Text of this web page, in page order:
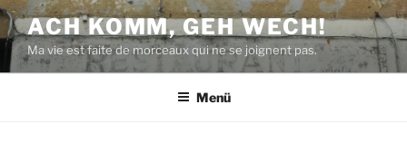
Zum
Inhalt
springen
ACH KOMM, GEH WECH!
Ma vie est faite de morceaux qui ne se joignent pas.
Menü